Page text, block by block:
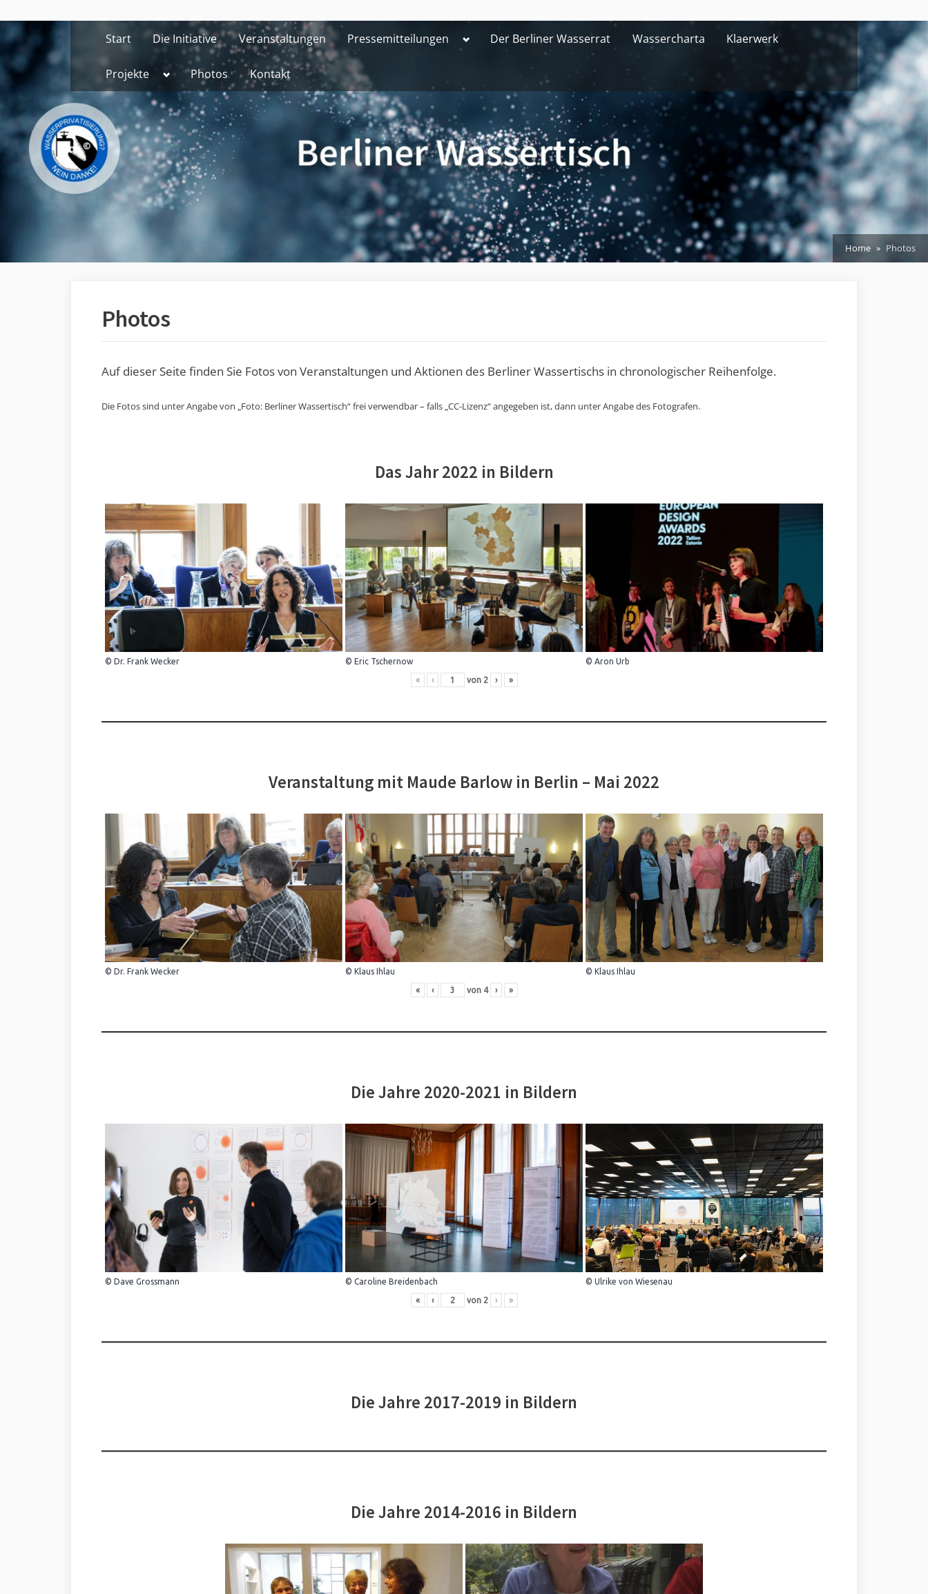
to
content
Start Die Initiative Veranstaltungen Pressemitteilungen ToggleDer Berliner Wasserrat Wassercharta Klaerwerk
Projekte Toggle
menu
Photos Kontakt
Home Photos
Photos
Auf dieser Seite finden Sie Fotos von Veranstaltungen und Aktionen des Berliner Wassertischs in chronologischer Reihenfolge.
Die Fotos sind unter Angabe von „Foto: Berliner Wassertisch“ frei verwendbar – falls „CC-Lizenz“ angegeben ist, dann unter Angabe des Fotografen.
Das Jahr 2022 in Bildern
© Dr. Frank Wecker © Eric Tschernow © Aron Urb
« ‹ von 2 › »
Veranstaltung mit Maude Barlow in Berlin – Mai 2022
© Dr. Frank Wecker © Klaus Ihlau © Klaus Ihlau
« ‹ von 4 › »
Die Jahre 2020-2021 in Bildern
© Dave Grossmann © Caroline Breidenbach © Ulrike von Wiesenau
« ‹ von 2 › »
Die Jahre 2017-2019 in Bildern
Die Jahre 2014-2016 in Bildern